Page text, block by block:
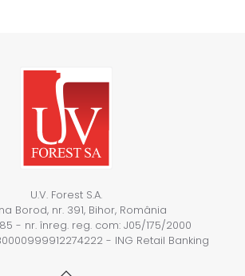
U.V. Forest S.A.
Borod, nr. 391, Bihor, România
- nr. înreg. reg. com: J05/175/2000
- ING Retail Banking